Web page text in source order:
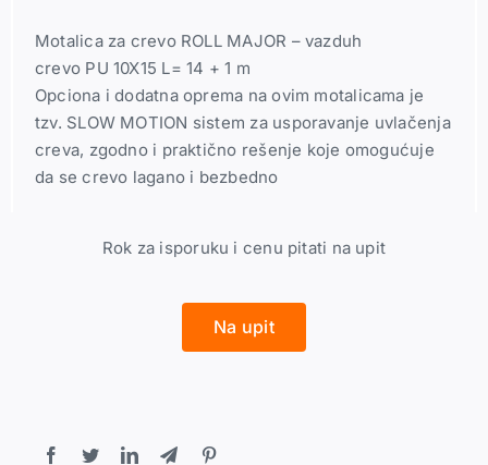
Motalica za crevo ROLL MAJOR – vazduh
crevo PU 10X15 L= 14 + 1 m
Opciona i dodatna oprema na ovim motalicama je
tzv. SLOW MOTION sistem za usporavanje uvlačenja
creva, zgodno i praktično rešenje koje omogućuje
da se crevo lagano i bezbedno
Rok za isporuku i cenu pitati na upit
Na upit